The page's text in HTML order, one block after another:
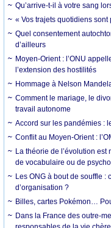
Qu’arrive-t-il à votre sang
« Vos trajets quotidiens
Quel consentement
d’ailleurs
Moyen-Orient : l’ONU
l’extension des hostilités
Hommage à Nelson
Comment le mariage, le
travail autonome
Accord sur les pandémies :
Conflit au Moyen-Orient :
La théorie de l’évolution
de vocabulaire ou de
Les ONG à bout de souffle :
d’organisation ?
Billes, cartes Pokémon…
Dans la France des outre-